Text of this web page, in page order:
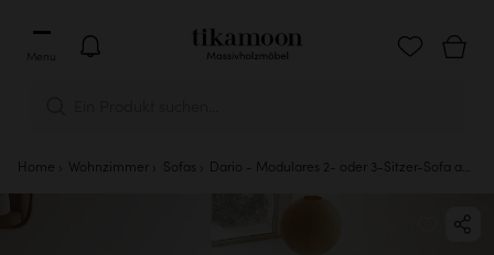
Menu
Home Wohnzimmer Sofas Dario - Modulares 2- oder 3-Sitzer-Sofa aus camelfarbenem Stoff